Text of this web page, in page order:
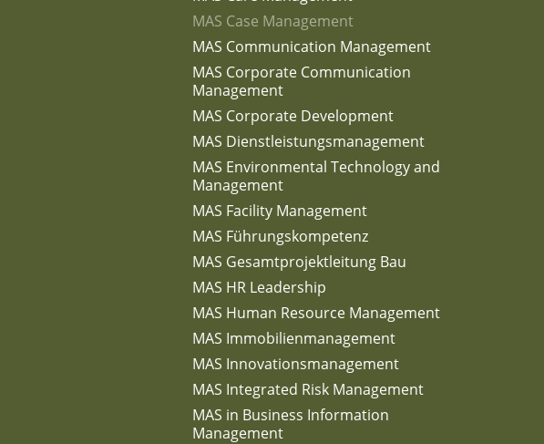
MAS Case Management
MAS Communication Management
MAS Corporate Communication
Management
MAS Corporate Development
MAS Dienstleistungsmanagement
MAS Environmental Technology and
Management
MAS Facility Management
MAS Führungskompetenz
MAS Gesamtprojektleitung Bau
MAS HR Leadership
MAS Human Resource Management
MAS Immobilienmanagement
MAS Innovationsmanagement
MAS Integrated Risk Management
MAS in Business Information
Management